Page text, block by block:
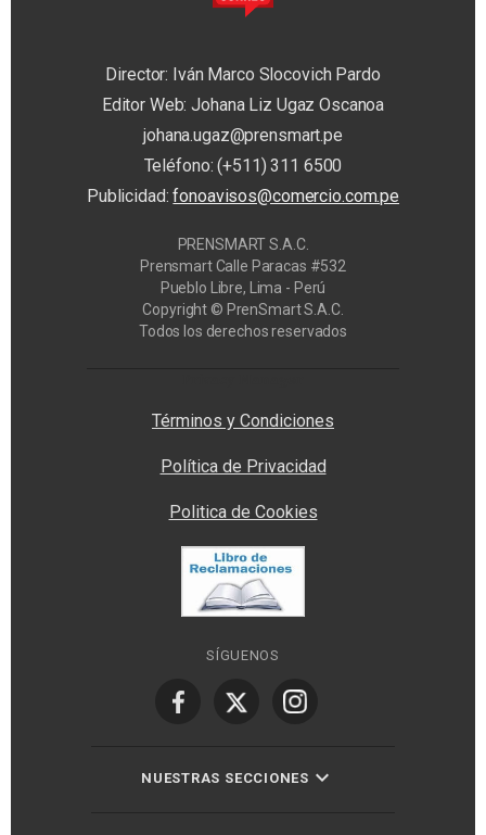
Director: Iván Marco Slocovich Pardo
Editor Web: Johana Liz Ugaz Oscanoa
johana.ugaz@prensmart.pe
Teléfono: (+511) 311 6500
Publicidad:fonoavisos@comercio.com.pe
PRENSMART S.A.C.
Prensmart Calle Paracas #532
Pueblo Libre, Lima - Perú
Copyright © PrenSmart S.A.C.
Todos los derechos reservados
Términos y Condiciones
Política de Privacidad
Politica de Cookies
SÍGUENOS
NUESTRAS SECCIONES